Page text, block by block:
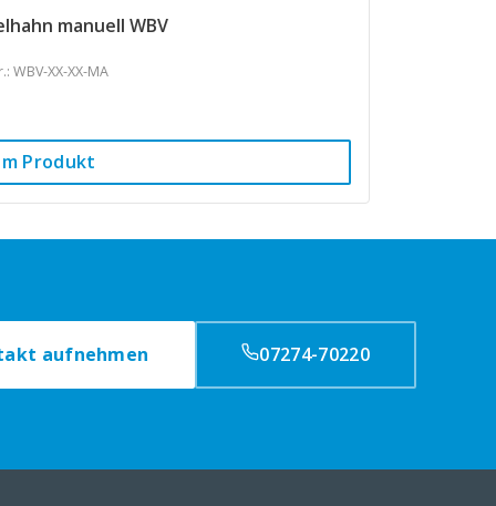
manuell WBV
WBV-XX-XX-MA
Produkt
aufnehmen 07274-70220